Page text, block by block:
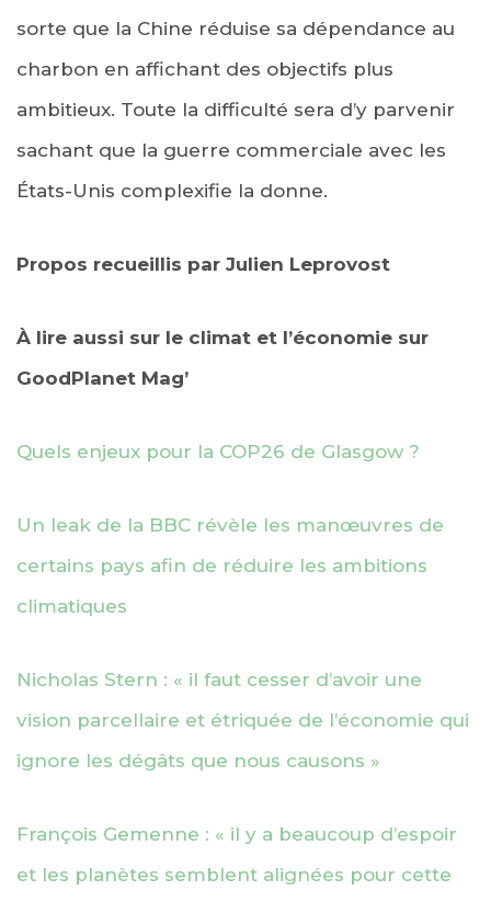
sorte que la Chine réduise sa dépendance au
charbon en affichant des objectifs plus
ambitieux. Toute la difficulté sera d’y parvenir
sachant que la guerre commerciale avec les
États-Unis complexifie la donne.
Propos recueillis par Julien Leprovost
À lire aussi sur le climat et l’économie sur
GoodPlanet Mag’
Quels enjeux pour la COP26 de Glasgow ?
Un leak de la BBC révèle les manœuvres de
certains pays afin de réduire les ambitions
climatiques
Nicholas Stern : « il faut cesser d’avoir une
vision parcellaire et étriquée de l’économie qui
ignore les dégâts que nous causons »
François Gemenne : « il y a beaucoup d’espoir
et les planètes semblent alignées pour cette